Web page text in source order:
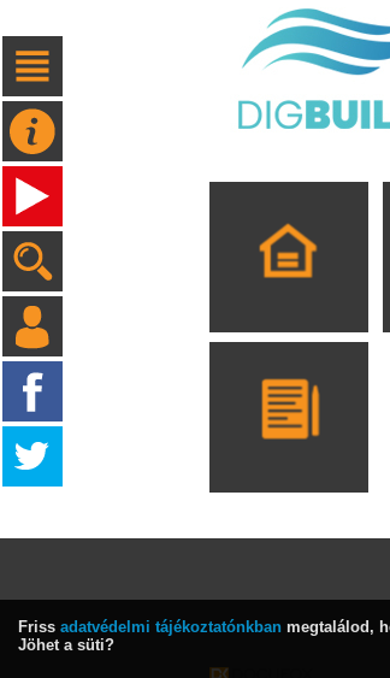
Friss adatvédelmi tájékoztatónkban megtalálod,
Jöhet a süti?